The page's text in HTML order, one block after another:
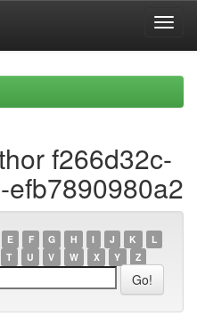
f266d32c-
E F G H I J K
L
T U V W X Y Z